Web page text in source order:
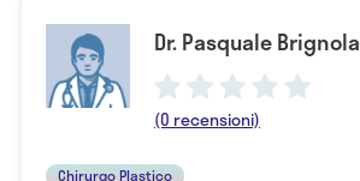
Dr. Pasquale Brignola
(0 recensioni)
Chirurgo Plastico